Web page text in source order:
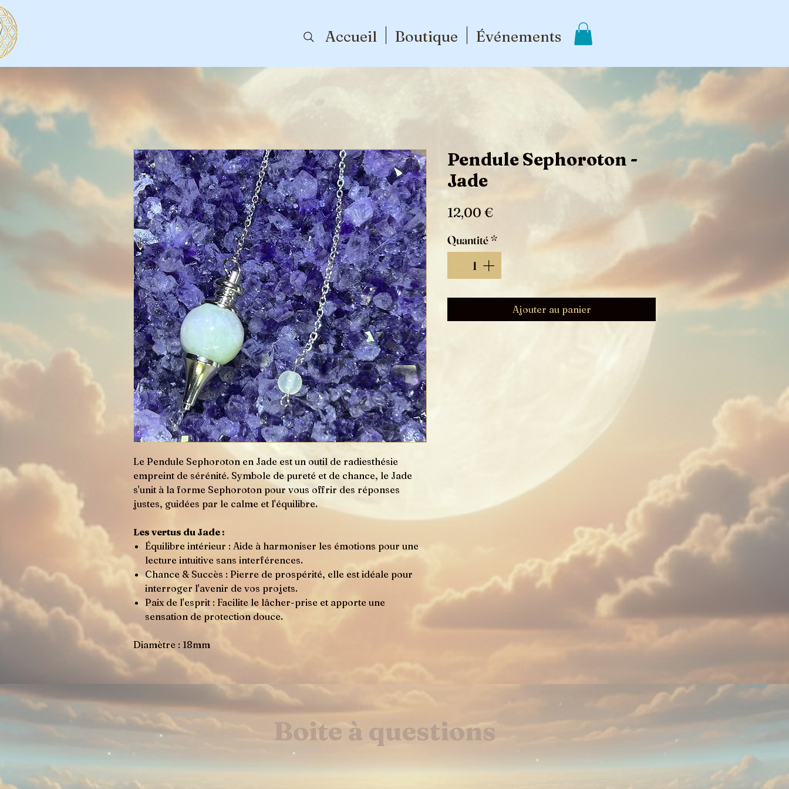
Accueil Boutique Événements
Le Pendule Sephoroton en Jade est un outil de radiesthésie
empreint de sérénité. Symbole de pureté et de chance, le Jade
s'unit à la forme Sephoroton pour vous offrir des réponses
justes, guidées par le calme et l'équilibre.
Les vertus du Jade :
Équilibre intérieur : Aide à harmoniser les émotions pour une
lecture intuitive sans interférences.
Chance & Succès : Pierre de prospérité, elle est idéale pour
interroger l'avenir de vos projets.
Paix de l'esprit : Facilite le lâcher-prise et apporte une
sensation de protection douce.
Diamètre : 18mm
Pendule Sephoroton -
Jade
12,00 €Prix
Quantité*
Ajouter au panier
Boite à questions